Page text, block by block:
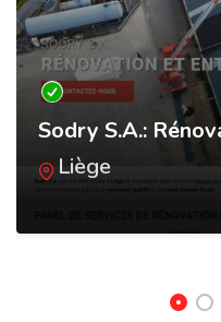
Sodry S.A.:
Liège